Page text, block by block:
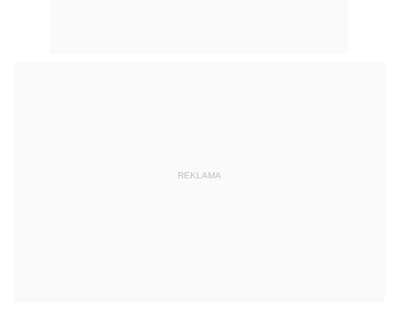
REKLAMA